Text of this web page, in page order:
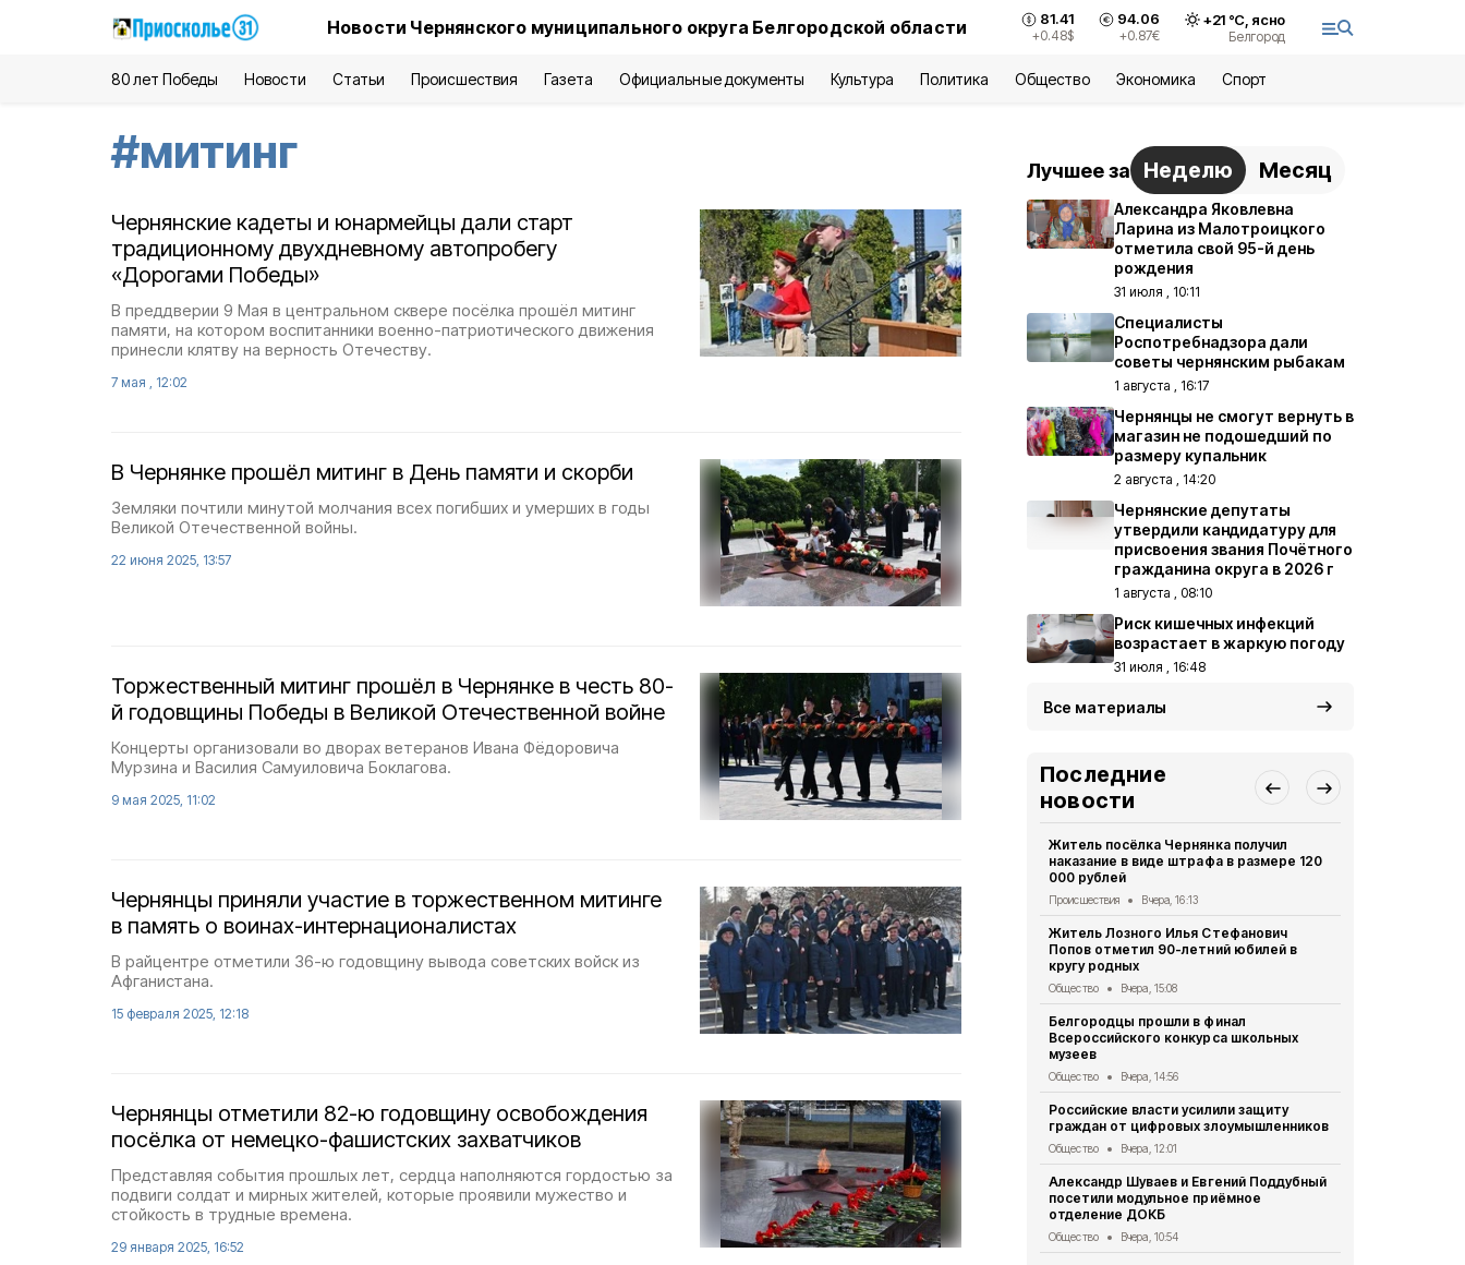
Новости Чернянского муниципального округа Белгородской области 81.41
+0.48$
94.06
+0.87€
+21°С, ясно
Белгород
80 лет Победы Новости Статьи Происшествия Газета Официальные документы Культура Политика Общество Экономика Спорт
#митинг
Чернянские кадеты и юнармейцы дали старт
традиционному двухдневному автопробегу
«Дорогами Победы»
В преддверии 9 Мая в центральном сквере посёлка прошёл митинг
памяти, на котором воспитанники военно-патриотического движения
принесли клятву на верность Отечеству.
7 мая , 12:02
В Чернянке прошёл митинг в День памяти и скорби
Земляки почтили минутой молчания всех погибших и умерших в годы
Великой Отечественной войны.
22 июня 2025, 13:57
Торжественный митинг прошёл в Чернянке в честь 80-
й годовщины Победы в Великой Отечественной войне
Концерты организовали во дворах ветеранов Ивана Фёдоровича
Мурзина и Василия Самуиловича Боклагова.
9 мая 2025, 11:02
Чернянцы приняли участие в торжественном митинге
в память о воинах-интернационалистах
В райцентре отметили 36-ю годовщину вывода советских войск из
Афганистана.
15 февраля 2025, 12:18
Чернянцы отметили 82-ю годовщину освобождения
посёлка от немецко-фашистских захватчиков
Представляя события прошлых лет, сердца наполняются гордостью за
подвиги солдат и мирных жителей, которые проявили мужество и
стойкость в трудные времена.
29 января 2025, 16:52
Лучшее за Неделю Месяц
Александра Яковлевна
Ларина из Малотроицкого
отметила свой 95-й день
рождения
31 июля , 10:11
Специалисты
Роспотребнадзора дали
советы чернянским рыбакам
1 августа , 16:17
Чернянцы не смогут вернуть в
магазин не подошедший по
размеру купальник
2 августа , 14:20
Чернянские депутаты
утвердили кандидатуру для
присвоения звания Почётного
гражданина округа в 2026 г
1 августа , 08:10
Риск кишечных инфекций
возрастает в жаркую погоду
31 июля , 16:48
Все материалы
Последние
новости
Житель посёлка Чернянка получил
наказание в виде штрафа в размере 120
000 рублей
Происшествия Вчера, 16:13
Житель Лозного Илья Стефанович
Попов отметил 90-летний юбилей в
кругу родных
Общество Вчера, 15:08
Белгородцы прошли в финал
Всероссийского конкурса школьных
музеев
Общество Вчера, 14:56
Российские власти усилили защиту
граждан от цифровых злоумышленников
Общество Вчера, 12:01
Александр Шуваев и Евгений Поддубный
посетили модульное приёмное
отделение ДОКБ
Общество Вчера, 10:54